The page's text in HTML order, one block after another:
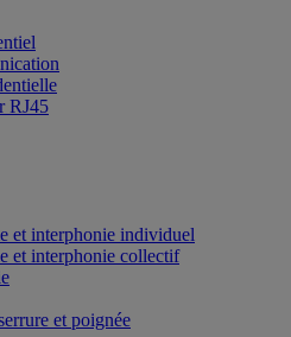
RJ45
et interphonie individuel
et interphonie collectif
et poignée